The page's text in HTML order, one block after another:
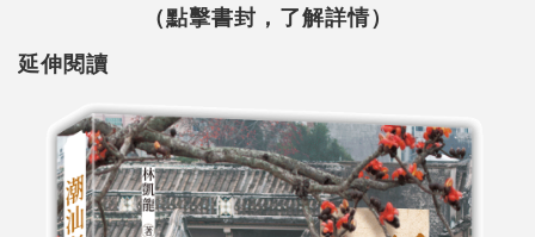
（點擊書封，了解詳情）
延伸閱讀